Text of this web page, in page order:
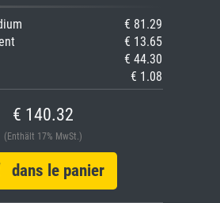
€ 81.29
€ 13.65
€ 44.30
€ 1.08
€ 140.32
(Enthält 17% MwSt.)
dans le panier